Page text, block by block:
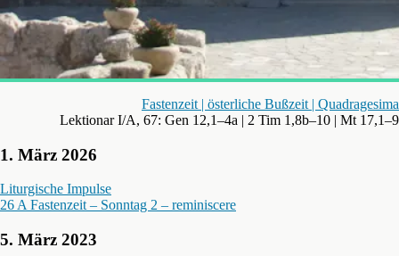
Fastenzeit | österliche Bußzeit | Quadragesima
Lektionar I/A, 67: Gen 12,1–4a | 2 Tim 1,8b–10 | Mt 17,1–9
1. März 2026
Liturgische Impulse
26 A Fastenzeit – Sonntag 2 – reminiscere
5. März 2023